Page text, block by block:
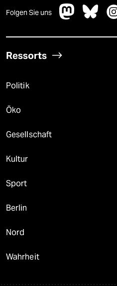
Folgen Sie uns
Ressorts
Politik
Öko
Gesellschaft
Kultur
Sport
Berlin
Nord
Wahrheit